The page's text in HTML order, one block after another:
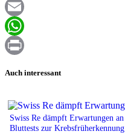
Facebook
Email
WhatsApp
Auch interessant
Swiss Re dämpft Erwartungen an
Bluttests zur Krebsfrüherkennung